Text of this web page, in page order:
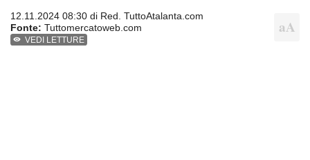
12.11.2024 08:30 di Red. TuttoAtalanta.com
Fonte: Tuttomercatoweb.com
VEDI LETTURE